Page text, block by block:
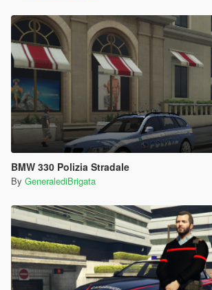
BMW 330 Polizia Stradale
By GeneralediBrigata